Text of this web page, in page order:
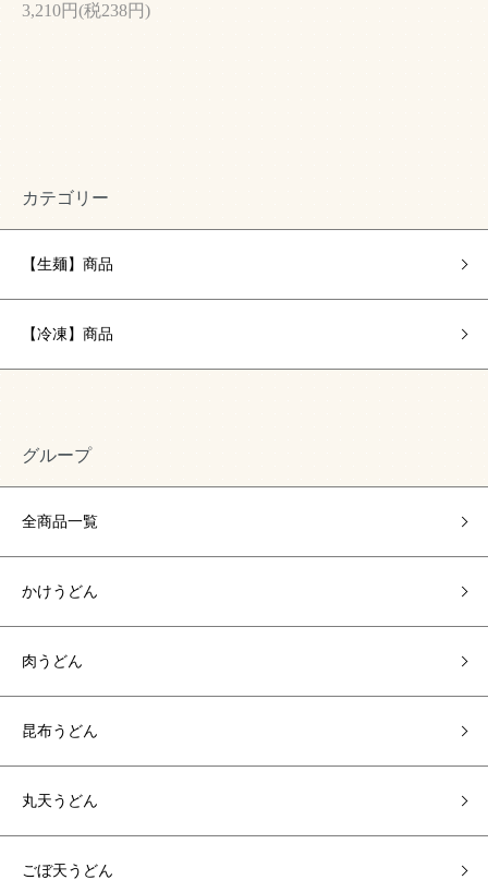
3,210円(税238円)
カテゴリー
【生麺】商品
【冷凍】商品
グループ
全商品一覧
かけうどん
肉うどん
昆布うどん
丸天うどん
ごぼ天うどん